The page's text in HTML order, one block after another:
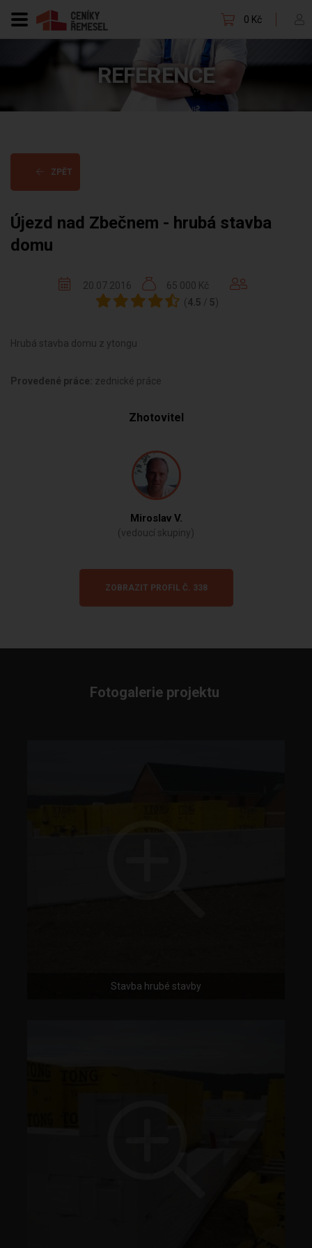
0 Kč
REFERENCE
ZPĚT
Újezd nad Zbečnem - hrubá stavba
domu
20.07.2016
65 000 Kč
( 4.5 / 5)
Hrubá stavba domu z ytongu
Provedené práce: zednické práce
Zhotovitel
Miroslav V.
(vedoucí skupiny)
ZOBRAZIT PROFIL Č. 338
Fotogalerie projektu
Stavba hrubé stavby